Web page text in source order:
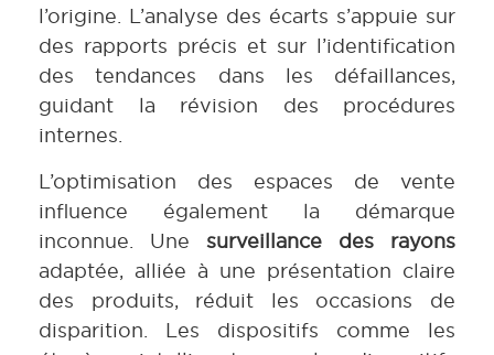
l’origine. L’analyse des écarts s’appuie sur
des rapports précis et sur l’identification
des tendances dans les défaillances,
guidant la révision des procédures
internes.
L’optimisation des espaces de vente
influence également la démarque
inconnue. Une surveillance des rayons
adaptée, alliée à une présentation claire
des produits, réduit les occasions de
disparition. Les dispositifs comme les